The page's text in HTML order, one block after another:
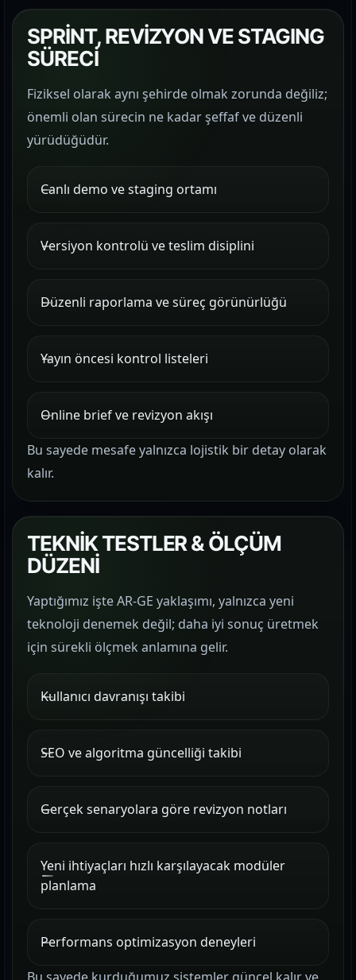
SPRİNT, REVİZYON VE STAGING
SÜRECİ
Fiziksel olarak aynı şehirde olmak zorunda değiliz;
önemli olan sürecin ne kadar şeffaf ve düzenli
yürüdüğüdür.
Canlı demo ve staging ortamı
Versiyon kontrolü ve teslim disiplini
Düzenli raporlama ve süreç görünürlüğü
Yayın öncesi kontrol listeleri
Online brief ve revizyon akışı
Bu sayede mesafe yalnızca lojistik bir detay olarak
kalır.
TEKNİK TESTLER & ÖLÇÜM
DÜZENİ
Yaptığımız işte AR-GE yaklaşımı, yalnızca yeni
teknoloji denemek değil; daha iyi sonuç üretmek
için sürekli ölçmek anlamına gelir.
Kullanıcı davranışı takibi
SEO ve algoritma güncelliği takibi
Gerçek senaryolara göre revizyon notları
Yeni ihtiyaçları hızlı karşılayacak modüler
planlama
Performans optimizasyon deneyleri